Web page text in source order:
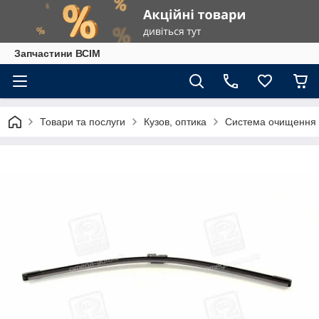
Запчастини ВСІМ
Товари та послуги Кузов, оптика Система очищення